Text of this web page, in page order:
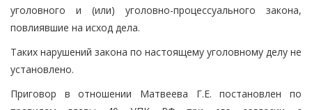
уголовного и (или) уголовно-процессуального закона,
повлиявшие на исход дела.
Таких нарушений закона по настоящему уголовному делу не
установлено.
Приговор в отношении Матвеева Г.Е. постановлен по